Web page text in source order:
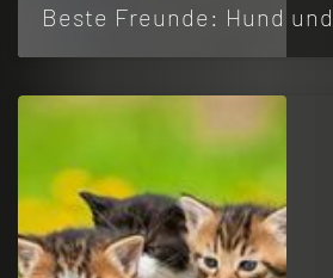
Beste Freunde: Hund